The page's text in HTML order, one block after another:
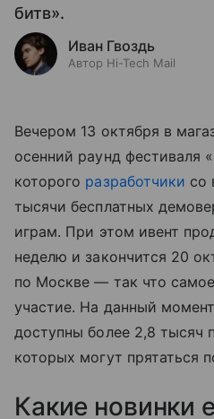
битв».
Иван Гвоздь
Автор Hi-Tech Mail
Вечером 13 октября в
осенний раунд фестиваля
которого разработчики со
тысячи бесплатных
играм. При этом ивент
неделю и закончится 20
по Москве — так что
участие. На данный
доступны более 2,8 тысяч
которых могут прятаться
Какие новинки